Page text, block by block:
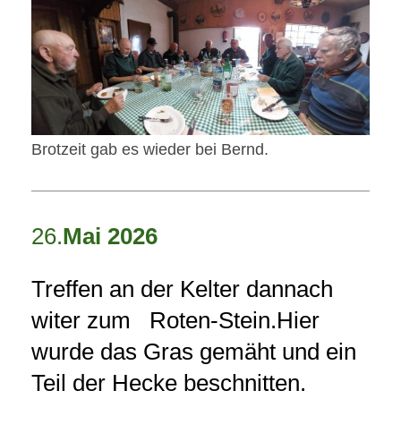
Brotzeit gab es wieder bei Bernd.
26.Mai 2026
Treffen an der Kelter dannach
witer zum Roten-Stein.Hier
wurde das Gras gemäht und ein
Teil der Hecke beschnitten.